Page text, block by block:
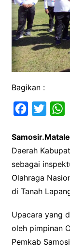
Bagikan :
c
e
b
o
o
k
i
t
t
e
r
a
t
s
A
p
p
Daerah
sebagai
Olahraga
di Tanah
Upacara yang
oleh pimpinan
Pemkab